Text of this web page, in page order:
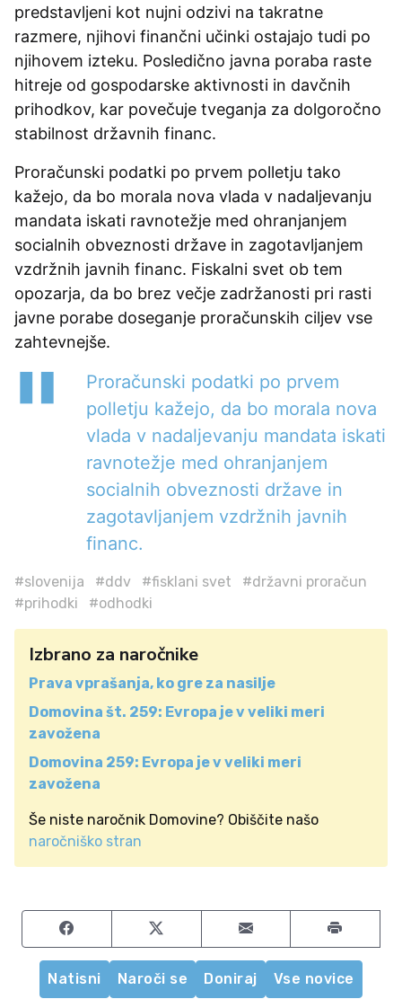
predstavljeni kot nujni odzivi na takratne
razmere, njihovi finančni učinki ostajajo tudi po
njihovem izteku. Posledično javna poraba raste
hitreje od gospodarske aktivnosti in davčnih
prihodkov, kar povečuje tveganja za dolgoročno
stabilnost državnih financ.
Proračunski podatki po prvem polletju tako
kažejo, da bo morala nova vlada v nadaljevanju
mandata iskati ravnotežje med ohranjanjem
socialnih obveznosti države in zagotavljanjem
vzdržnih javnih financ. Fiskalni svet ob tem
opozarja, da bo brez večje zadržanosti pri rasti
javne porabe doseganje proračunskih ciljev vse
zahtevnejše.
Proračunski podatki po prvem
polletju kažejo, da bo morala nova
vlada v nadaljevanju mandata iskati
ravnotežje med ohranjanjem
socialnih obveznosti države in
zagotavljanjem vzdržnih javnih
financ.
#slovenija #ddv #fisklani svet
#državni proračun
#prihodki
#odhodki
Izbrano za naročnike
Prava vprašanja, ko gre za nasilje
Domovina št. 259: Evropa je v veliki meri
zavožena
Domovina 259: Evropa je v veliki meri
zavožena
Še niste naročnik Domovine? Obiščite našo
naročniško stran
Share on FacebookShare on TwitterShare by email
Natisni Naroči se Doniraj Vse novice